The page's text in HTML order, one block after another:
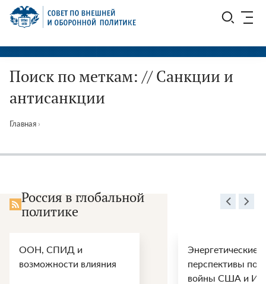
Перейти
СВОП
Поиск по меткам: // Санкции и
антисанкции
Главная ›
Россия в глобальной
политике
ООН, СПИД и
возможности влияния
Энергетические
перспективы
войны США и